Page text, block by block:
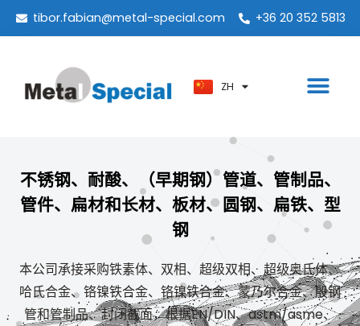
tibor.fabian@metal-special.com +36 20 352 5813
ZH
ES
PT
AR
不锈钢、耐酸、（早期钢）管道、管制品、
管件、扁材和长材、板材、圆钢、扁铁、型
钢
本公司承接采购铁素体、双相、超级双相、超级奥氏体、
哈氏合金、铬镍铁合金、铬镍铁合金、蒙乃尔合金、殷钢
管和管制品、封闭截面，根据EN/DIN、astm/asme、